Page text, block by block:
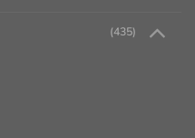
(435)